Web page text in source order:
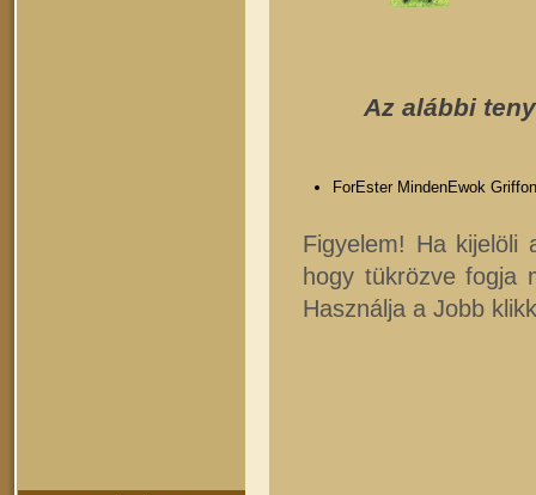
Az alábbi
ForEster MindenEwok
Figyelem! Ha kijelöli
hogy tükrözve fogja
Használja a Jobb